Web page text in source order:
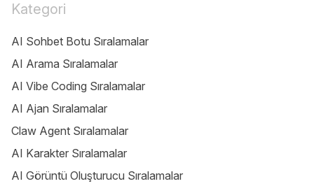
Kategori
AI Sohbet Botu Sıralamalar
AI Arama Sıralamalar
AI Vibe Coding Sıralamalar
AI Ajan Sıralamalar
Claw Agent Sıralamalar
AI Karakter Sıralamalar
AI Görüntü Oluşturucu Sıralamalar